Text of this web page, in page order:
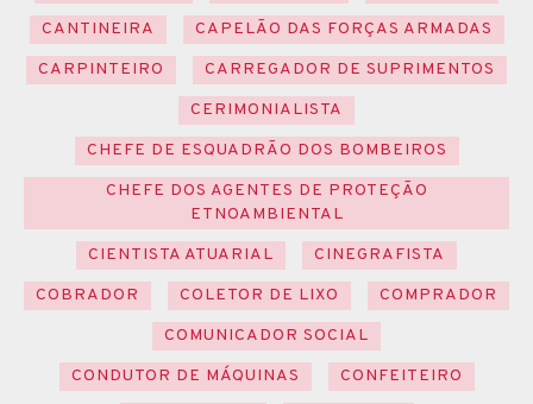
CANTINEIRA
CAPELÃO DAS FORÇAS ARMADAS
CARPINTEIRO
CARREGADOR DE SUPRIMENTOS
CERIMONIALISTA
CHEFE DE ESQUADRÃO DOS BOMBEIROS
CHEFE DOS AGENTES DE PROTEÇÃO
ETNOAMBIENTAL
CIENTISTA ATUARIAL
CINEGRAFISTA
COBRADOR
COLETOR DE LIXO
COMPRADOR
COMUNICADOR SOCIAL
CONDUTOR DE MÁQUINAS
CONFEITEIRO